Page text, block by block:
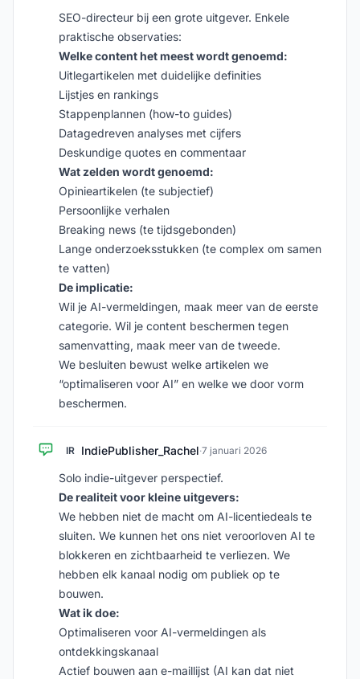
SEO-directeur bij een grote uitgever. Enkele
praktische observaties:
Welke content het meest wordt genoemd:
Uitlegartikelen met duidelijke definities
Lijstjes en rankings
Stappenplannen (how-to guides)
Datagedreven analyses met cijfers
Deskundige quotes en commentaar
Wat zelden wordt genoemd:
Opinieartikelen (te subjectief)
Persoonlijke verhalen
Breaking news (te tijdsgebonden)
Lange onderzoeksstukken (te complex om samen
te vatten)
De implicatie:
Wil je AI-vermeldingen, maak meer van de eerste
categorie. Wil je content beschermen tegen
samenvatting, maak meer van de tweede.
We besluiten bewust welke artikelen we
“optimaliseren voor AI” en welke we door vorm
beschermen.
IR IndiePublisher_Rachel·7 januari 2026
Solo indie-uitgever perspectief.
De realiteit voor kleine uitgevers:
We hebben niet de macht om AI-licentiedeals te
sluiten. We kunnen het ons niet veroorloven AI te
blokkeren en zichtbaarheid te verliezen. We
hebben elk kanaal nodig om publiek op te
bouwen.
Wat ik doe:
Optimaliseren voor AI-vermeldingen als
ontdekkingskanaal
Actief bouwen aan e-maillijst (AI kan dat niet